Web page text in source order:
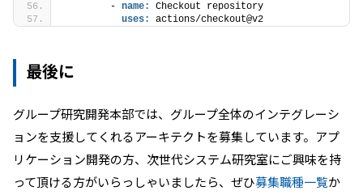
        -
name:
Checkout repository
uses:
actions/checkout@v2
最後に
グループ研究開発本部では、グループ全体のインテグレーシ
ョンを支援してくれるアーキテクトを募集しています。アプ
リケーション開発の方、次世代システム研究室にご興味を持
って頂ける方がいらっしゃいましたら、ぜひ募集職種一覧か